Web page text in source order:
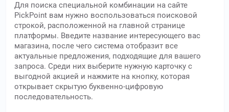
Для поиска специальной комбинации на сайте
PickPoint вам нужно воспользоваться поисковой
строкой, расположенной на главной странице
платформы. Введите название интересующего вас
магазина, после чего система отобразит все
актуальные предложения, подходящие для вашего
запроса. Среди них выберите нужную карточку с
выгодной акцией и нажмите на кнопку, которая
открывает скрытую буквенно-цифровую
последовательность.